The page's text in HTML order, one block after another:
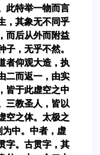
此特举一物而言
，其象无不同乎
而后从外而附益
子，无乎不然。
者仰观大造，执
二而返一，由实
皆于此虚空之中
三教圣人，皆以
空之体。太极之
中。中者，虚
字。古贯字，其